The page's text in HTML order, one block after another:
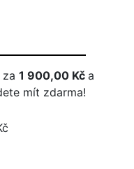
za1 900,00 Kča
mít zdarma!